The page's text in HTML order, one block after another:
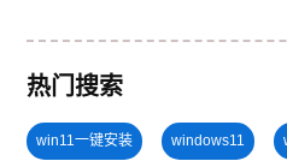
热门搜索
win11一键安装 windows11